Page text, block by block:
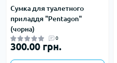
Сумка для туалетного
приладдя "Pentagon"
(чорна)
0
300.00 грн.